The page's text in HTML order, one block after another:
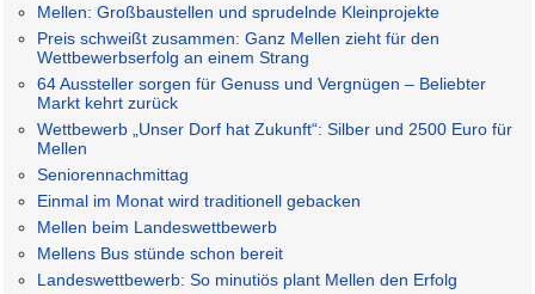
Mellen: Großbaustellen und sprudelnde Kleinprojekte
Preis schweißt zusammen: Ganz Mellen zieht für den
Wettbewerbserfolg an einem Strang
64 Aussteller sorgen für Genuss und Vergnügen – Beliebter
Markt kehrt zurück
Wettbewerb „Unser Dorf hat Zukunft“: Silber und 2500 Euro für
Mellen
Seniorennachmittag
Einmal im Monat wird traditionell gebacken
Mellen beim Landeswettbewerb
Mellens Bus stünde schon bereit
Landeswettbewerb: So minutiös plant Mellen den Erfolg